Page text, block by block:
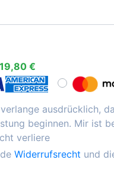
19,80 €
ausdrücklich,
beginnen. Mir ist
verliere
Widerrufsrecht und